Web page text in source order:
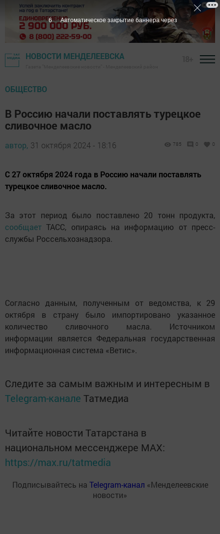
НОВОСТИ МЕНДЕЛЕЕВСКА
ОБЩЕСТВО
В Россию начали поставлять турецкое
сливочное масло
автор, 31 октября 2024 - 18:16 785 0 0
С 27 октября 2024 года в Россию начали поставлять
турецкое сливочное масло.
За этот период было поставлено 20 тонн продукта,
сообщает ТАСС, опираясь на информацию от пресс-
службы Россельхознадзора.
Согласно данным, полученным от ведомства, к 29
октября в страну было импортировано указанное
количество сливочного масла. Источником
информации является Федеральная государственная
информационная система «Ветис».
Следите за самым важным и интересным в
Telegram-канале Татмедиа
Читайте новости Татарстана в
национальном мессенджере MАХ:
https://max.ru/tatmedia
Подписывайтесь на Telegram-канал «Менделеевские
новости»
5 Автоматическое закрытие баннера через